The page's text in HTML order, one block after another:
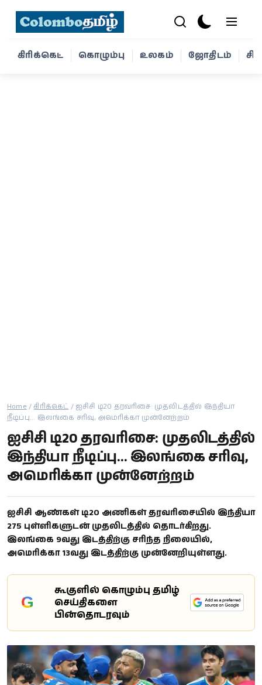
கிரிக்கெட் கொழும்பு உலகம் ஜோதிடம்
Home / கிரிக்கெட் / ஐசிசி டி20 தரவரிசை: முதலிடத்தில் இந்தியா
நீடிப்பு... இலங்கை சரிவு, அமெரிக்கா முன்னேற்றம்
ஐசிசி டி20 தரவரிசை: முதலிடத்தில்
இந்தியா நீடிப்பு... இலங்கை சரிவு,
அமெரிக்கா முன்னேற்றம்
ஐசிசி ஆண்கள் டி20 அணிகள் தரவரிசையில் இந்தியா
275 புள்ளிகளுடன் முதலிடத்தில் தொடர்கிறது.
இலங்கை 9வது இடத்திற்கு சரிந்த நிலையில்,
அமெரிக்கா 13வது இடத்திற்கு முன்னேறியுள்ளது.
G
கூகுளில் கொழும்பு தமிழ்
செய்திகளை
பின்தொடரவும்